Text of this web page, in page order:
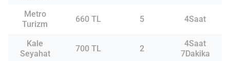
Metro
Turizm
660 TL 5 4Saat
Kale
Seyahat
700 TL 2
4Saat
7Dakika